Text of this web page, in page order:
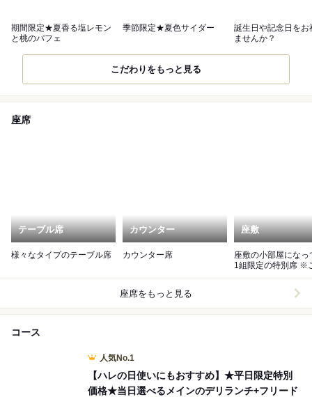
期間限定★夏香る塩レモン
と桃のパフェ
季節限定★夏色サイダー
誕生日や記念日をお
ませんか？
こだわりをもっと見る
座席
テーブル席
様々なタイプのテーブル席
カウンター
カウンター席
座敷
座敷の小部屋になっ
1組限定の特別席 ※ご予約
座席をもっと見る
コース
人気No.1
【ハレの日使いにもおすすめ】★平日限定特別
価格★当日選べるメインのデリランチ+フリード